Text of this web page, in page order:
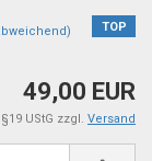
TOP
49,00 EUR
UStG zzgl. Versand